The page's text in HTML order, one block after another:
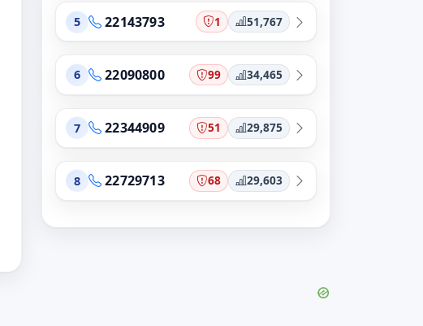
5 22143793 1 51,767
6 22090800 99 34,465
7 22344909 51 29,875
8 22729713 68 29,603